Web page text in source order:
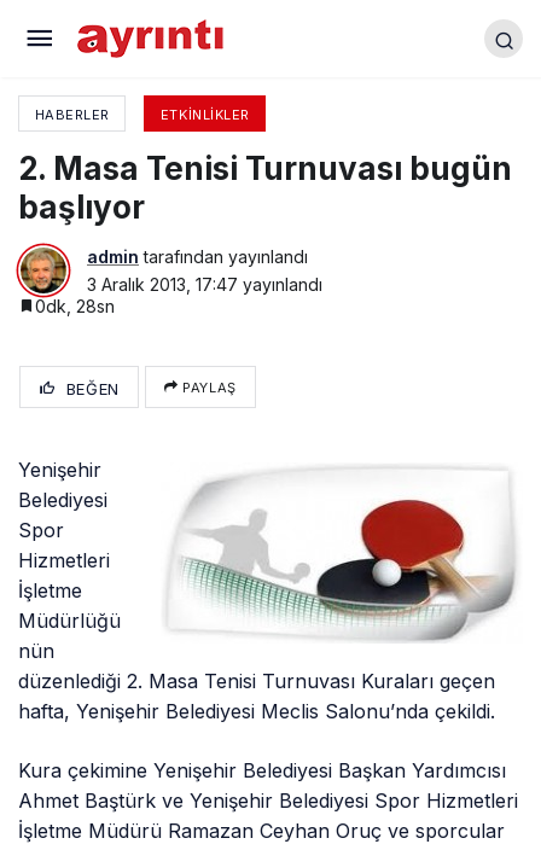
HABERLER ETKINLIKLER
2. Masa Tenisi Turnuvası bugün
başlıyor
admin tarafından yayınlandı
3 Aralık 2013, 17:47 yayınlandı
0dk, 28sn
BEĞEN PAYLAŞ
Yenişehir
Belediyesi
Spor
Hizmetleri
İşletme
Müdürlüğü
nün
düzenlediği 2. Masa Tenisi Turnuvası Kuraları geçen
hafta, Yenişehir Belediyesi Meclis Salonu’nda çekildi.
Kura çekimine Yenişehir Belediyesi Başkan Yardımcısı
Ahmet Baştürk ve Yenişehir Belediyesi Spor Hizmetleri
İşletme Müdürü Ramazan Ceyhan Oruç ve sporcular
24 Kasım Öğretmenler Günü Kutlandı